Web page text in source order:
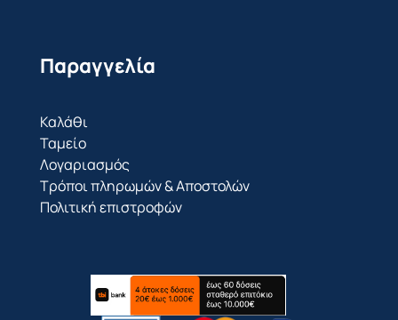
Παραγγελία
Καλάθι
Ταμείο
Λογαριασμός
Τρόποι πληρωμών & Αποστολών
Πολιτική επιστροφών